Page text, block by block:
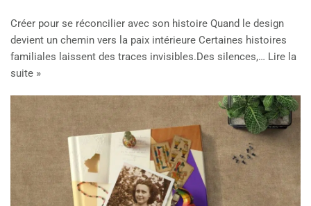
Créer pour se réconcilier avec son histoire Quand le design
devient un chemin vers la paix intérieure Certaines histoires
familiales laissent des traces invisibles.Des silences,… Lire la
suite »